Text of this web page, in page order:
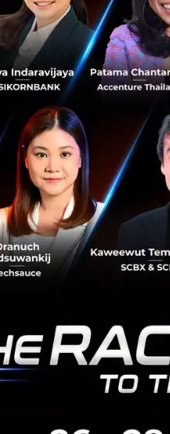
ายเจริญ ผู้สัมฤทธิ์ ประธา
กน่าจะรู้จักในฐานะหนึ่งใน
ำปรึกษาด้านภาษี, เป็นที่ป
KPMG มีทีมผู้เชี่ยวชาญที่จ
ผนธุรกิจ ไปจนถึงเตรียมคว
เป็นบริษัทจดทะเบียนในตล
NIA ดร.กริชผกา บุญเฟื่อง
บทบาทสำคัญของ NIA คือ
ร้างสรรค์นวัตกรรมสู่เชิงพ
ารในภาควิทยาศาสตร์ วิจัย
พัฒนาโมเดลธุรกิจให้แข็งแ
และเทคโนโลยี เพื่อให้เติบ